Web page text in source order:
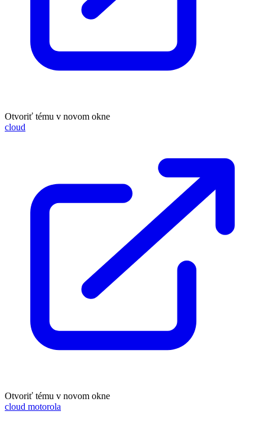
Otvoriť tému v novom okne
cloud
Otvoriť tému v novom okne
cloud motorola